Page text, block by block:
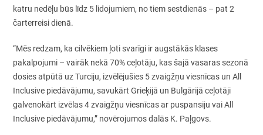
katru nedēļu būs līdz 5 lidojumiem, no tiem sestdienās – pat 2
čarterreisi dienā.
“Mēs redzam, ka cilvēkiem ļoti svarīgi ir augstākās klases
pakalpojumi – vairāk nekā 70% ceļotāju, kas šajā vasaras sezonā
dosies atpūtā uz Turciju, izvēlējušies 5 zvaigžņu viesnīcas un All
Inclusive piedāvājumu, savukārt Grieķijā un Bulgārijā ceļotāji
galvenokārt izvēlas 4 zvaigžņu viesnīcas ar puspansiju vai All
Inclusive piedāvājumu,” novērojumos dalās K. Paļgovs.